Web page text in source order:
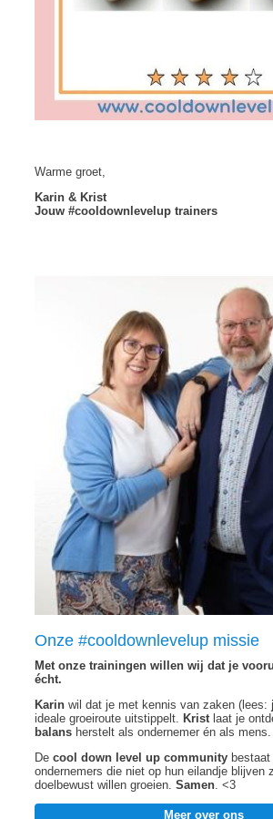
Warme groet,
Karin & Krist
Jouw #cooldownlevelup trainers
Onze #cooldownlevelup missie
Met onze trainingen willen wij dat je
écht.
Karin wil dat je met kennis van zaken (lees:
ideale groeiroute uitstippelt. Kristlaat je
balans herstelt als ondernemer én als mens.
De cool down level up community
ondernemers die niet op hun eilandje blijven
doelbewust willen groeien. Samen. <3
Meer over ons